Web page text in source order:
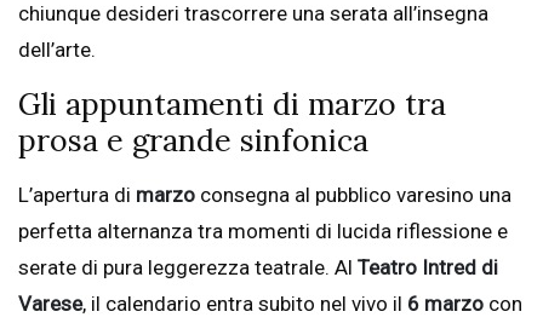
chiunque desideri trascorrere una serata all’insegna
dell’arte.
Gli appuntamenti di marzo tra
prosa e grande sinfonica
L’apertura di marzo consegna al pubblico varesino una
perfetta alternanza tra momenti di lucida riflessione e
serate di pura leggerezza teatrale. Al Teatro Intred di
Varese, il calendario entra subito nel vivo il 6 marzo con